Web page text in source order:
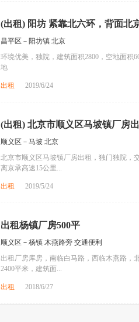
(出租) 阳坊 紧靠北六环，背面北
昌平区－阳坊镇 北京
环境优美，独院，建筑面积2800，空地面积
地
出租 2019/6/24
(出租) 北京市顺义区马坡镇厂房
顺义区－马坡 北京
北京市顺义区马坡镇厂房出租，独门独院，
离京承高速15公里...
出租 2019/5/24
出租杨镇厂房500平
顺义区－杨镇 木燕路旁 交通便利
出租厂房库房，南临白马路，西临木燕路，
2400平米，建筑面...
出租 2018/6/27